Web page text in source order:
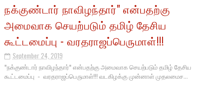
நக்குண்டார் நாவிழந்தார்" என்பதற்கு
அமைவாக செயற்படும் தமிழ் தேசிய
கூட்டமைப்பு - வரதராஜப்பெருமாள்!!!
September 24, 2019
"நக்குண்டார் நாவிழந்தார்" என்பதற்கு அமைவாக செயற்படும் தமிழ் தேசிய
கூட்டமைப்பு - வரதராஜப்பெருமாள்!!! வடகிழக்கு முன்னாள் முதலமைச...